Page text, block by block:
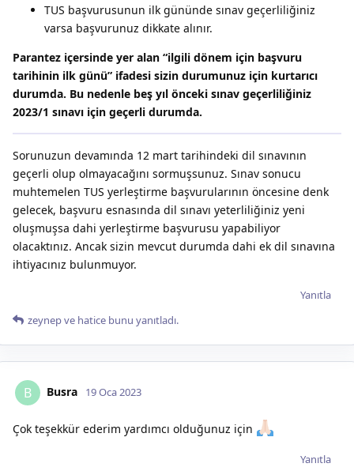
TUS başvurusunun ilk gününde sınav geçerliliğiniz
varsa başvurunuz dikkate alınır.
Parantez içersinde yer alan “ilgili dönem için başvuru
tarihinin ilk günü” ifadesi sizin durumunuz için kurtarıcı
durumda. Bu nedenle beş yıl önceki sınav geçerliliğiniz
2023/1 sınavı için geçerli durumda.
Sorunuzun devamında 12 mart tarihindeki dil sınavının
geçerli olup olmayacağını sormuşsunuz. Sınav sonucu
muhtemelen TUS yerleştirme başvurularının öncesine denk
gelecek, başvuru esnasında dil sınavı yeterliliğiniz yeni
oluşmuşsa dahi yerleştirme başvurusu yapabiliyor
olacaktınız. Ancak sizin mevcut durumda dahi ek dil sınavına
ihtiyacınız bulunmuyor.
Yanıtla
zeynepve hatice bunu yanıtladı.
B Busra 19 Oca 2023
Çok teşekkür ederim yardımcı olduğunuz için
Yanıtla